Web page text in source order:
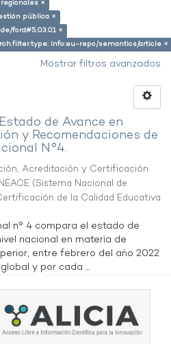
×
pública ×
ford#5.03.01 ×
info:eu-repo/semantics/article ×
Mostrar filtros avanzados
de Avance en
y Recomendaciones de
N°4.
Acreditación y Certificación
(Sistema Nacional de
de la Calidad Educativa
n° 4 compara el estado de
nacional en materia de
entre febrero del año 2022
y por cada ...
de la